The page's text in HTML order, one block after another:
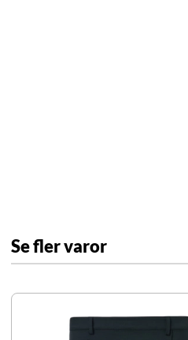
Se fler varor